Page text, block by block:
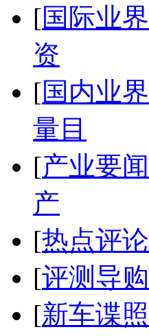
[国际业界
资
[国内业界
量目
[产业要闻
产
[热点评论
[评测导购
[新车谍照